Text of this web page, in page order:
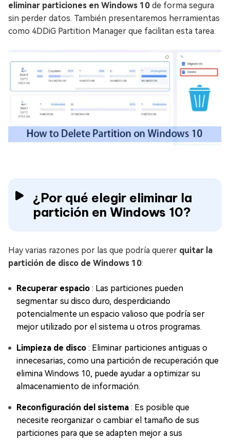
eliminar particiones en Windows 10 de forma segura
sin perder datos. También presentaremos herramientas
como 4DDiG Partition Manager que facilitan esta tarea.
¿Por qué elegir eliminar la
partición en Windows 10?
Hay varias razones por las que podría querer quitar la
partición de disco de Windows 10:
Recuperar espacio : Las particiones pueden
segmentar su disco duro, desperdiciando
potencialmente un espacio valioso que podría ser
mejor utilizado por el sistema u otros programas.
Limpieza de disco : Eliminar particiones antiguas o
innecesarias, como una partición de recuperación que
elimina Windows 10, puede ayudar a optimizar su
almacenamiento de información.
Reconfiguración del sistema : Es posible que
necesite reorganizar o cambiar el tamaño de sus
particiones para que se adapten mejor a sus